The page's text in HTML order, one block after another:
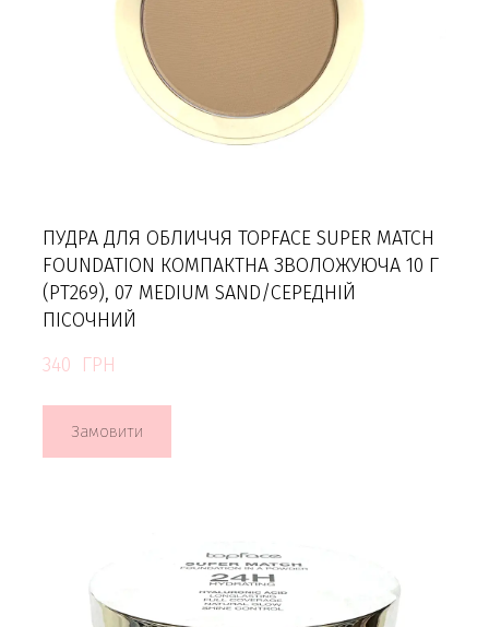
ПУДРА ДЛЯ ОБЛИЧЧЯ TOPFACE SUPER MATCH
FOUNDATION КОМПАКТНА ЗВОЛОЖУЮЧА 10 Г
(PT269), 07 MEDIUM SAND/СЕРЕДНІЙ
ПІСОЧНИЙ
340  ГРН
Замовити